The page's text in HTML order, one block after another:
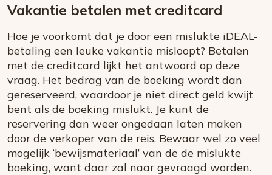
Vakantie betalen met creditcard
Hoe je voorkomt dat je door een mislukte iDEAL-
betaling een leuke vakantie misloopt? Betalen
met de creditcard lijkt het antwoord op deze
vraag. Het bedrag van de boeking wordt dan
gereserveerd, waardoor je niet direct geld kwijt
bent als de boeking mislukt. Je kunt de
reservering dan weer ongedaan laten maken
door de verkoper van de reis. Bewaar wel zo veel
mogelijk ‘bewijsmateriaal’ van de de mislukte
boeking, want daar zal naar gevraagd worden.